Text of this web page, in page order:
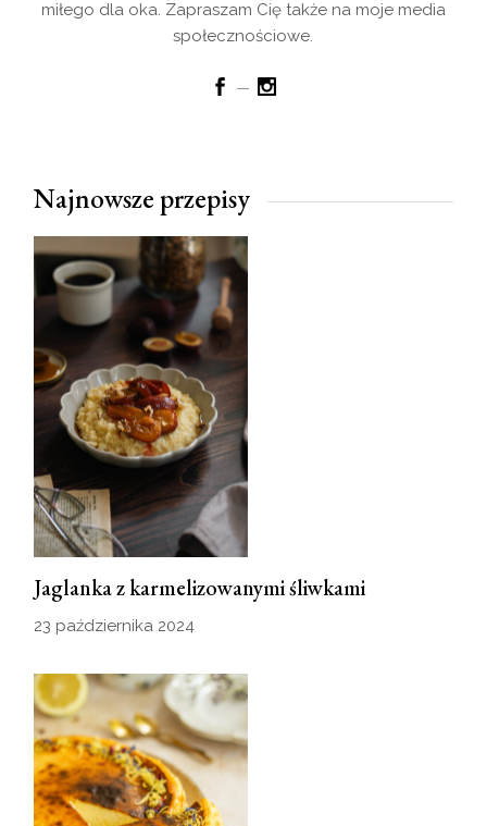
miłego dla oka. Zapraszam Cię także na moje media
społecznościowe.
Najnowsze przepisy
Jaglanka z karmelizowanymi śliwkami
23 października 2024